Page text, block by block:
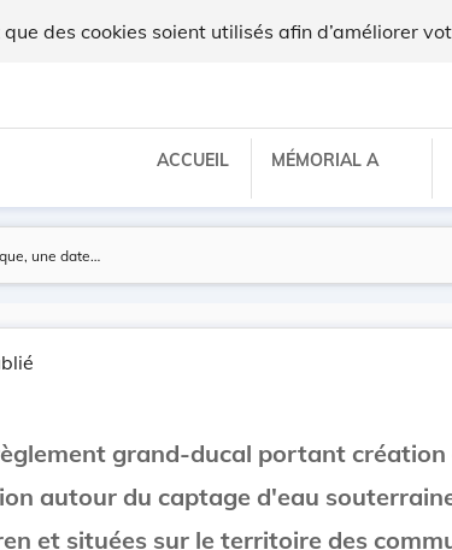
des cookies soient utilisés afin d’améliorer
ACCUEIL MÉMORIAL A
grand-ducal portant création
autour du captage d'eau
et situées sur le territoire des